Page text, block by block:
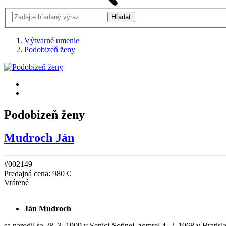
Výtvarné umenie
Podobizeň ženy
Podobizeň ženy
Mudroch Ján
#002149
Predajná cena: 980 €
Vrátené
Ján Mudroch